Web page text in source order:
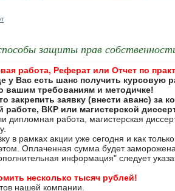
защиты прав
работа, Реферат или Отчет по
у Вас есть шанс получить курсовую
вашим требованиям и методичке!
закрепить заявку (внести аванс) за
ВКР или магистерской
дипломная работа, магистерская
в рамках акции уже сегодня и как
Оплаченная сумма будет
информация" следует
несколько тысяч рублей!
нашей компании.